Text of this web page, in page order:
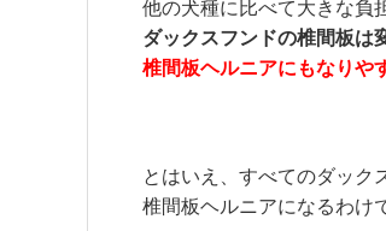
他の犬種に比べて大きな負
ダックスフンドの椎間板は
椎間板ヘルニアにもなりや
とはいえ、すべてのダック
椎間板ヘルニアになるわけ